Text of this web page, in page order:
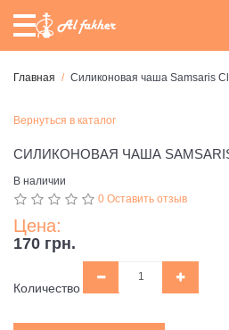
Главная Силиконовая чаша Samsaris
Вернуться в каталог
СИЛИКОНОВАЯ ЧАША SAMSARIS
В наличии
0 Оставить отзыв
Цена:
170 грн.
Количество